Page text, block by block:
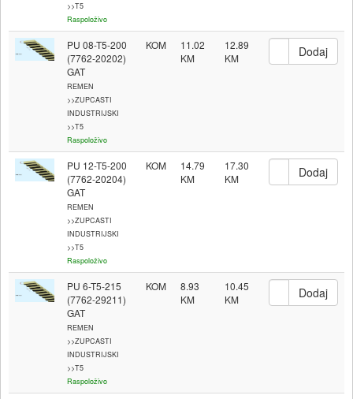
>>T5
Raspoloživo
PU 08-T5-200
(7762-20202)
GAT
REMEN
>>ZUPCASTI
INDUSTRIJSKI
>>T5
Raspoloživo
KOM 11.02 12.89
PU 12-T5-200
(7762-20204)
GAT
REMEN
>>ZUPCASTI
INDUSTRIJSKI
>>T5
Raspoloživo
KOM 14.79 17.30
PU 6-T5-215
(7762-29211)
GAT
REMEN
>>ZUPCASTI
INDUSTRIJSKI
>>T5
Raspoloživo
KOM 8.93 10.45